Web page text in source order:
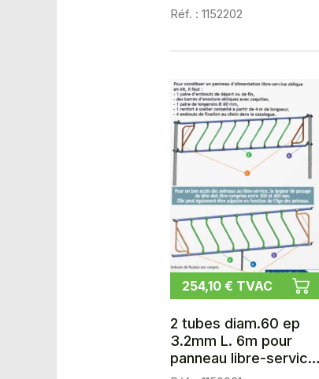
Réf. : 1152202
254,10 € TVAC
2 tubes diam.60 ep
3.2mm L. 6m pour
panneau libre-service
oblique en kit